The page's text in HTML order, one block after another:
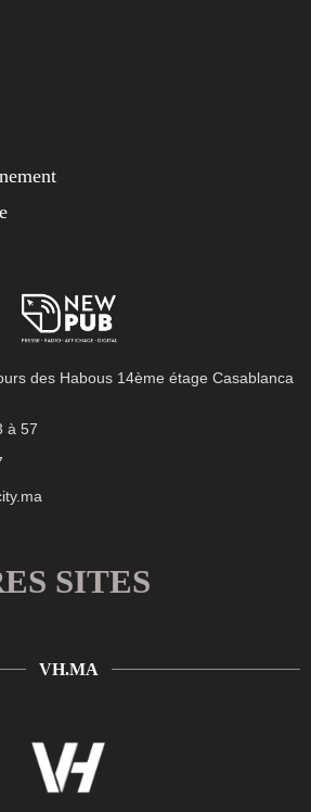
des Habous 14ème étage Casablanca
à 57
SITES
VH.MA